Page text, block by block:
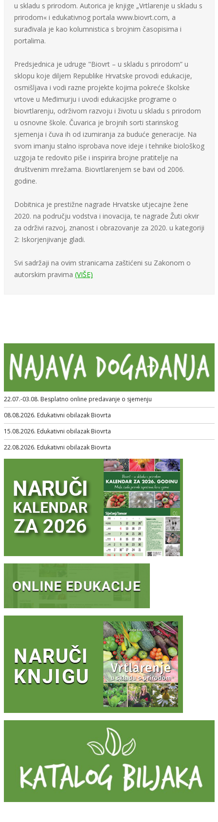
u skladu s prirodom. Autorica je knjige „Vrtlarenje u skladu s
prirodom« i edukativnog portala www.biovrt.com, a
surađivala je kao kolumnistica s brojnim časopisima i
portalima.
Predsjednica je udruge "Biovrt – u skladu s prirodom” u
sklopu koje diljem Republike Hrvatske provodi edukacije,
osmišljava i vodi razne projekte kojima pokreće školske
vrtove u Međimurju i uvodi edukacijske programe o
biovrtlarenju, održivom razvoju i životu u skladu s prirodom
u osnovne škole. Čuvarica je brojnih sorti starinskog
sjemenja i čuva ih od izumiranja za buduće generacije. Na
svom imanju stalno isprobava nove ideje i tehnike biološkog
uzgoja te redovito piše i inspirira brojne pratitelje na
društvenim mrežama. Biovrtlarenjem se bavi od 2006.
godine.
Dobitnica je prestižne nagrade Hrvatske utjecajne žene
2020. na području vodstva i inovacija, te nagrade Žuti okvir
za održivi razvoj, znanost i obrazovanje za 2020. u kategoriji
2: Iskorjenjivanje gladi.
Svi sadržaji na ovim stranicama zaštićeni su Zakonom o
autorskim pravima (VIŠE)
22.07.-03.08. Besplatno online predavanje o sjemenju
08.08.2026. Edukativni obilazak Biovrta
15.08.2026. Edukativni obilazak Biovrta
22.08.2026. Edukativni obilazak Biovrta